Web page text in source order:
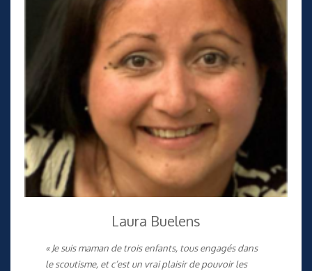
Laura Buelens
« Je suis maman de trois enfants, tous engagés dans
le scoutisme, et c’est un vrai plaisir de pouvoir les